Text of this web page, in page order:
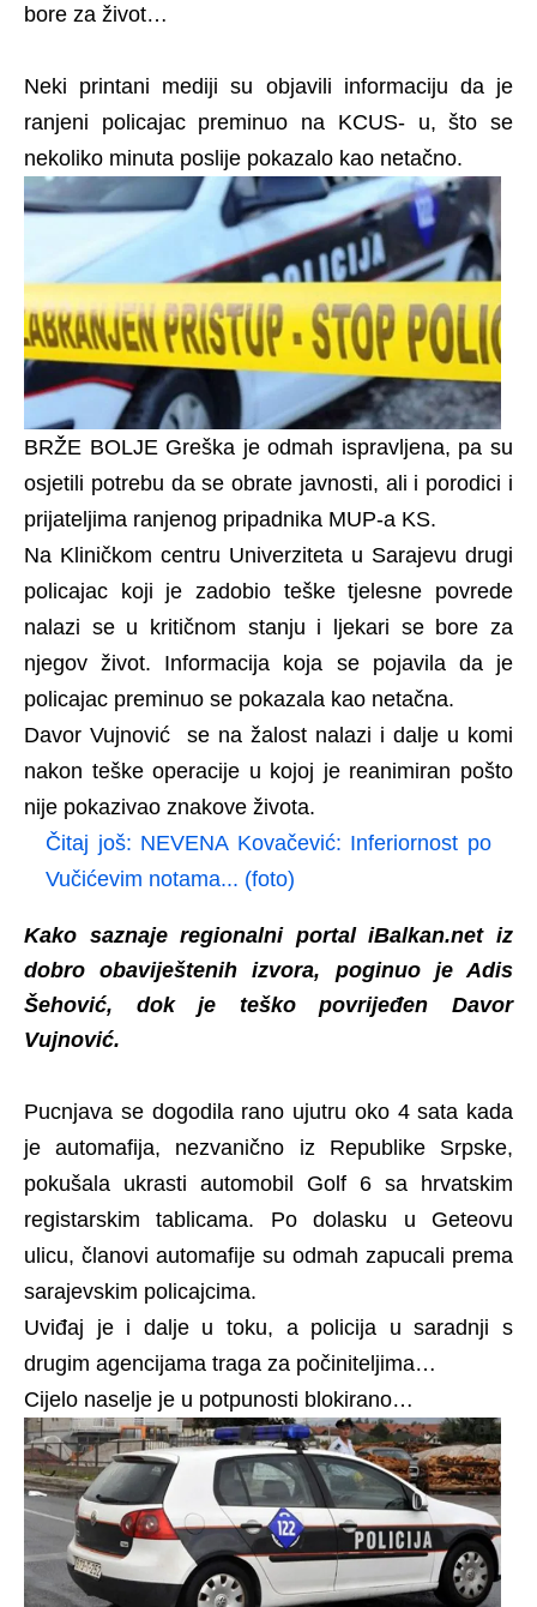
bore za život…
Neki printani mediji su objavili informaciju da je
ranjeni policajac preminuo na KCUS- u, što se
nekoliko minuta poslije pokazalo kao netačno.
BRŽE BOLJE Greška je odmah ispravljena, pa su
osjetili potrebu da se obrate javnosti, ali i porodici i
prijateljima ranjenog pripadnika MUP-a KS.
Na Kliničkom centru Univerziteta u Sarajevu drugi
policajac koji je zadobio teške tjelesne povrede
nalazi se u kritičnom stanju i ljekari se bore za
njegov život. Informacija koja se pojavila da je
policajac preminuo se pokazala kao netačna.
Davor Vujnović se na žalost nalazi i dalje u komi
nakon teške operacije u kojoj je reanimiran pošto
nije pokazivao znakove života.
Čitaj još: NEVENA Kovačević: Inferiornost po
Vučićevim notama... (foto)
Kako saznaje regionalni portal iBalkan.net iz
dobro obaviještenih izvora, poginuo je Adis
Šehović, dok je teško povrijeđen Davor
Vujnović.
Pucnjava se dogodila rano ujutru oko 4 sata kada
je automafija, nezvanično iz Republike Srpske,
pokušala ukrasti automobil Golf 6 sa hrvatskim
registarskim tablicama. Po dolasku u Geteovu
ulicu, članovi automafije su odmah zapucali prema
sarajevskim policajcima.
Uviđaj je i dalje u toku, a policija u saradnji s
drugim agencijama traga za počiniteljima…
Cijelo naselje je u potpunosti blokirano…